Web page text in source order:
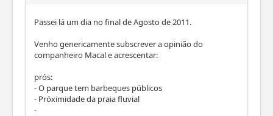
Passei lá um dia no final de Agosto de 2011.
Venho genericamente subscrever a opinião do
companheiro Macal e acrescentar:
prós:
- O parque tem barbeques públicos
- Próximidade da praia fluvial
-